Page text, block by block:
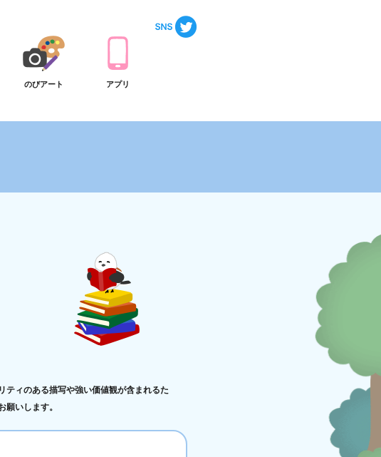
のびアート アプリ
ティのある描写や強い価値観が含まれるた
いします。